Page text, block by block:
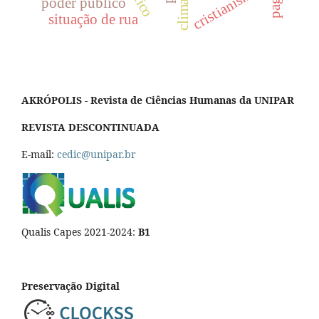
situação de rua
AKRÓPOLIS - Revista de Ciências Humanas da UNIPAR
REVISTA DESCONTINUADA
E-mail: cedic@unipar.br
Qualis Capes 2021-2024: B1
Preservação Digital